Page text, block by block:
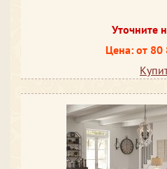
Уточните
Цена: от 80